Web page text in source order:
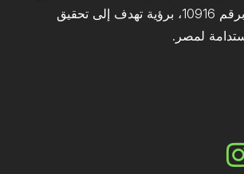
في عام 2019 برقم 10916، برؤية تهدف إلى تحقيق
لمصر.